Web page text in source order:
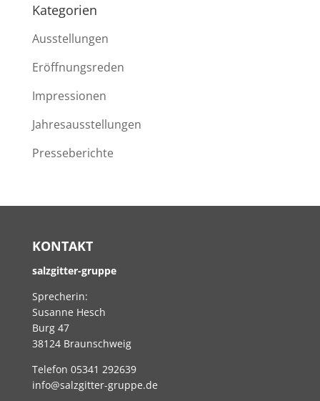
Kategorien
Ausstellungen
Eröffnungsreden
Impressionen
Jahresausstellungen
Presseberichte
KONTAKT
salzgitter-gruppe
Sprecherin:
Susanne Hesch
Burg 47
38124 Braunschweig
Telefon 05341 292639
info@salzgitter-gruppe.de